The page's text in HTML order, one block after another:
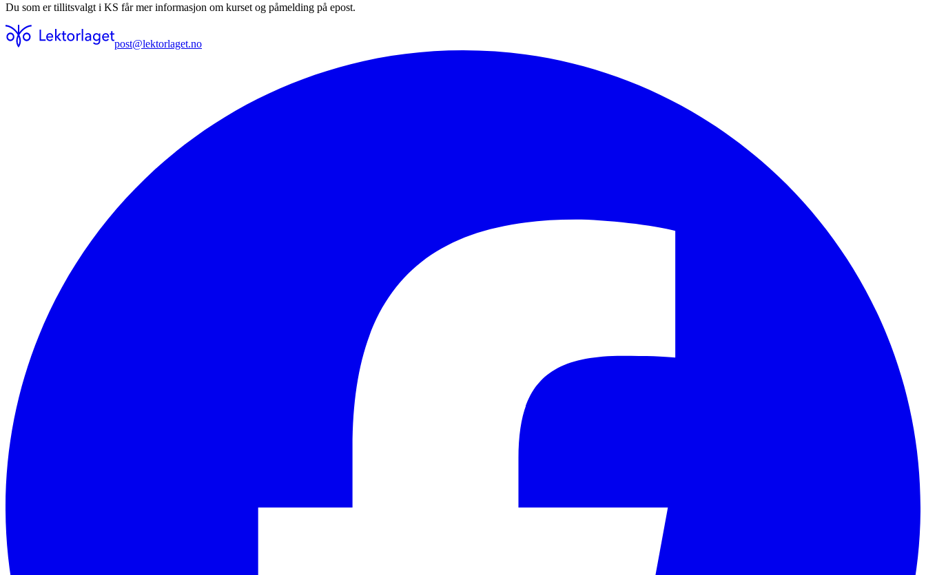
Du som er tillitsvalgt i KS får mer informasjon om kurset og påmelding på epost.
post@lektorlaget.no